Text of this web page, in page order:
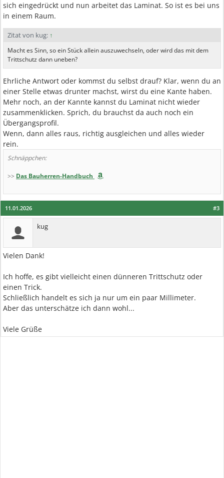
sich eingedrückt und nun arbeitet das Laminat. So ist es bei uns
in einem Raum.
Zitat von kug: ↑
Macht es Sinn, so ein Stück allein auszuwechseln, oder wird das mit dem
Trittschutz dann uneben?
Ehrliche Antwort oder kommst du selbst drauf? Klar, wenn du an
einer Stelle etwas drunter machst, wirst du eine Kante haben.
Mehr noch, an der Kannte kannst du Laminat nicht wieder
zusammenklicken. Sprich, du brauchst da auch noch ein
Übergangsprofil.
Wenn, dann alles raus, richtig ausgleichen und alles wieder
rein.
Schnäppchen:
>> Das Bauherren-Handbuch
#3
11.01.2026
kug
Vielen Dank!
Ich hoffe, es gibt vielleicht einen dünneren Trittschutz oder
einen Trick.
Schließlich handelt es sich ja nur um ein paar Millimeter.
Aber das unterschätze ich dann wohl...
Viele Grüße